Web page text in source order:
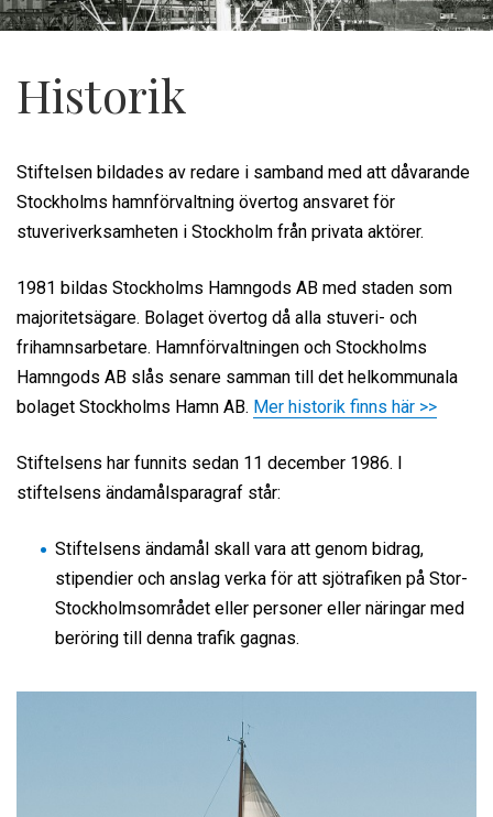
Historik
Stiftelsen bildades av redare i samband med att dåvarande
Stockholms hamnförvaltning övertog ansvaret för
stuveriverksamheten i Stockholm från privata aktörer.
1981 bildas Stockholms Hamngods AB med staden som
majoritetsägare. Bolaget övertog då alla stuveri- och
frihamnsarbetare. Hamnförvaltningen och Stockholms
Hamngods AB slås senare samman till det helkommunala
bolaget Stockholms Hamn AB. Mer historik finns här >>
Stiftelsens har funnits sedan 11 december 1986. I
stiftelsens ändamålsparagraf står:
Stiftelsens ändamål skall vara att genom bidrag,
stipendier och anslag verka för att sjötrafiken på Stor-
Stockholmsområdet eller personer eller näringar med
beröring till denna trafik gagnas.